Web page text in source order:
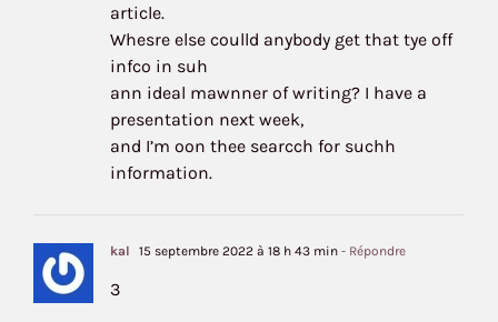
article.
Whesre else coulld anybody get that tye off
infco in suh
ann ideal mawnner of writing? I have a
presentation next week,
and I’m oon thee searcch for suchh
information.
kal 15 septembre 2022 à 18 h 43 min - Répondre
3